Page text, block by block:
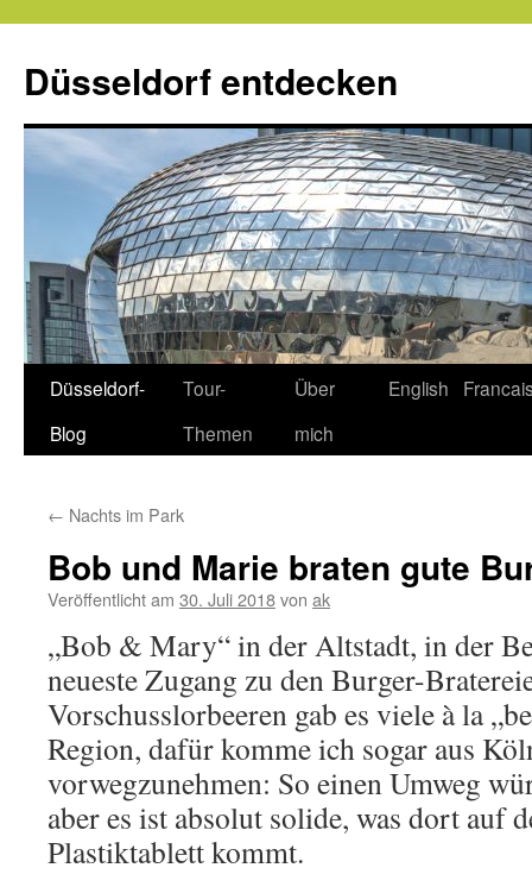
springen
Düsseldorf entdecken
Düsseldorf-
Blog
Tour-
Themen
Über
mich
English
← Nachts im Park
Bob und Marie braten gute
Veröffentlicht am 30. Juli 2018von ak
„Bob & Mary“ in der Altstadt, in der
neueste Zugang zu den Burger-
Vorschusslorbeeren gab es viele à la
Region, dafür komme ich sogar aus
vorwegzunehmen: So einen Umweg
aber es ist absolut solide, was dort auf
Plastiktablett kommt.